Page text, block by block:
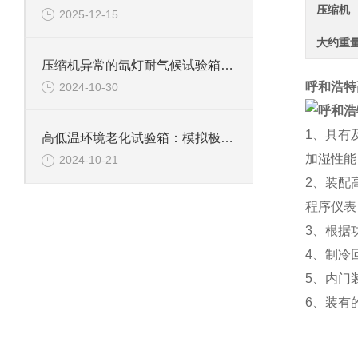
2025-12-15
压缩机异常的氙灯耐气候试验箱该如何处理
2024-10-30
高低温环境老化试验箱：模拟极限环境的测试利器
2024-10-21
压缩机
大约重
呼和浩
1、具有
加湿性
2、装配
程序仪
3、根据
4、制冷
5、内门
6、装有